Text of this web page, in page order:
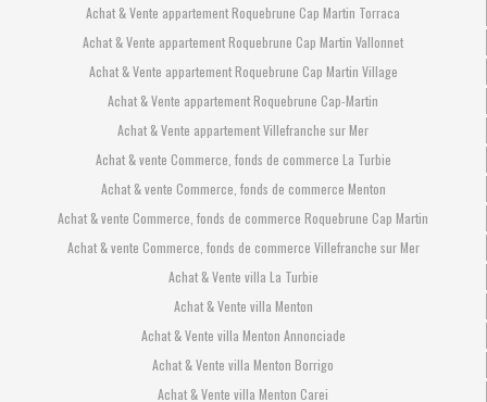
Achat & Vente appartement Roquebrune Cap Martin Torraca
Achat & Vente appartement Roquebrune Cap Martin Vallonnet
Achat & Vente appartement Roquebrune Cap Martin Village
Achat & Vente appartement Roquebrune Cap-Martin
Achat & Vente appartement Villefranche sur Mer
Achat & vente Commerce, fonds de commerce La Turbie
Achat & vente Commerce, fonds de commerce Menton
Achat & vente Commerce, fonds de commerce Roquebrune Cap Martin
Achat & vente Commerce, fonds de commerce Villefranche sur Mer
Achat & Vente villa La Turbie
Achat & Vente villa Menton
Achat & Vente villa Menton Annonciade
Achat & Vente villa Menton Borrigo
Achat & Vente villa Menton Carei